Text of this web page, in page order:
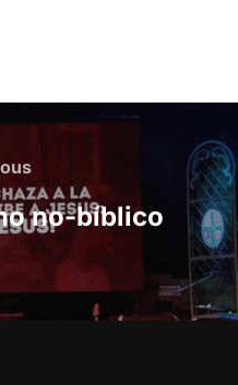
no-bíblico